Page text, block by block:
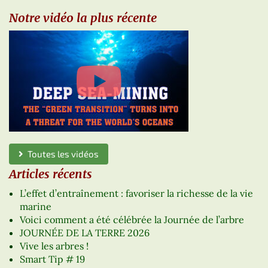
Notre vidéo la plus récente
Toutes les vidéos
Articles récents
L’effet d’entraînement : favoriser la richesse de la vie
marine
Voici comment a été célébrée la Journée de l’arbre
JOURNÉE DE LA TERRE 2026
Vive les arbres !
Smart Tip # 19